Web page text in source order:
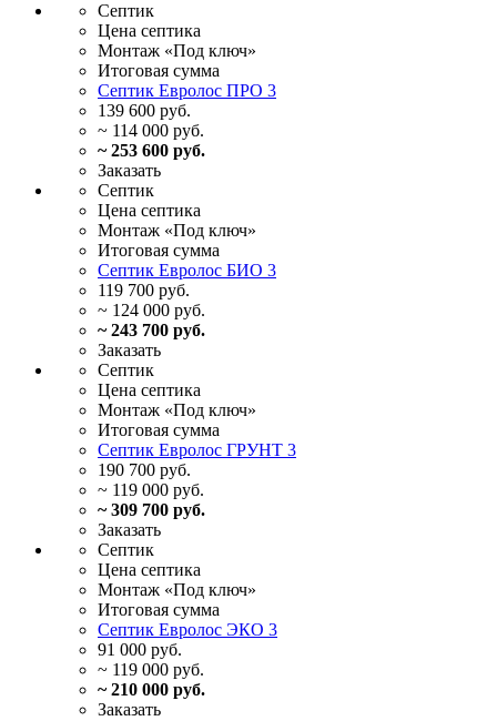
Септик
Цена септика
Монтаж «Под ключ»
Итоговая сумма
Септик Евролос ПРО 3
139 600 руб.
~ 114 000 руб.
~ 253 600 руб.
Заказать
Септик
Цена септика
Монтаж «Под ключ»
Итоговая сумма
Септик Евролос БИО 3
119 700 руб.
~ 124 000 руб.
~ 243 700 руб.
Заказать
Септик
Цена септика
Монтаж «Под ключ»
Итоговая сумма
Септик Евролос ГРУНТ 3
190 700 руб.
~ 119 000 руб.
~ 309 700 руб.
Заказать
Септик
Цена септика
Монтаж «Под ключ»
Итоговая сумма
Септик Евролос ЭКО 3
91 000 руб.
~ 119 000 руб.
~ 210 000 руб.
Заказать